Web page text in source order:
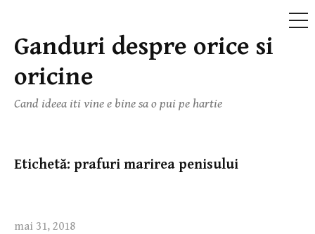
Skip
to
content
Ganduri despre orice si
oricine
Cand ideea iti vine e bine sa o pui pe hartie
Etichetă: prafuri marirea penisului
mai 31, 2018